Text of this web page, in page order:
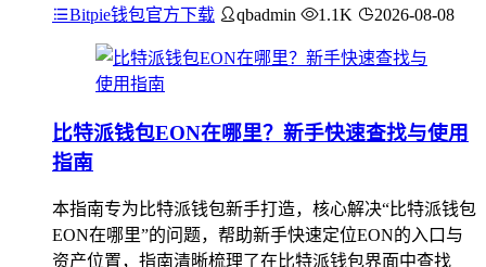
Bitpie钱包官方下载 qbadmin 1.1K 2026-08-08
比特派钱包EON在哪里？新手快速查找与使用
指南
本指南专为比特派钱包新手打造，核心解决“比特派钱包
EON在哪里”的问题，帮助新手快速定位EON的入口与
资产位置，指南清晰梳理了在比特派钱包界面中查找